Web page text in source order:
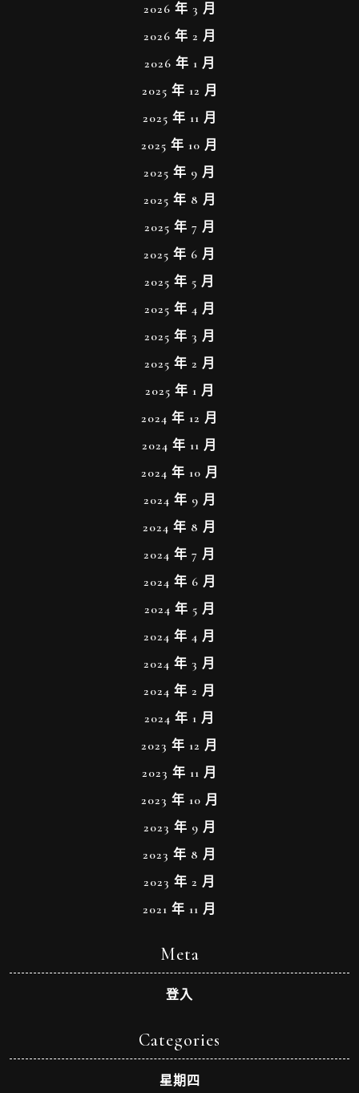
2026 年 3 月
2026 年 2 月
2026 年 1 月
2025 年 12 月
2025 年 11 月
2025 年 10 月
2025 年 9 月
2025 年 8 月
2025 年 7 月
2025 年 6 月
2025 年 5 月
2025 年 4 月
2025 年 3 月
2025 年 2 月
2025 年 1 月
2024 年 12 月
2024 年 11 月
2024 年 10 月
2024 年 9 月
2024 年 8 月
2024 年 7 月
2024 年 6 月
2024 年 5 月
2024 年 4 月
2024 年 3 月
2024 年 2 月
2024 年 1 月
2023 年 12 月
2023 年 11 月
2023 年 10 月
2023 年 9 月
2023 年 8 月
2023 年 2 月
2021 年 11 月
Meta
登入
Categories
星期四